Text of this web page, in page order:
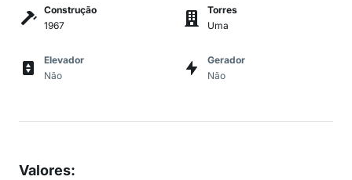
Construção
1967
Torres
Uma
Elevador
Não
Gerador
Não
Valores: